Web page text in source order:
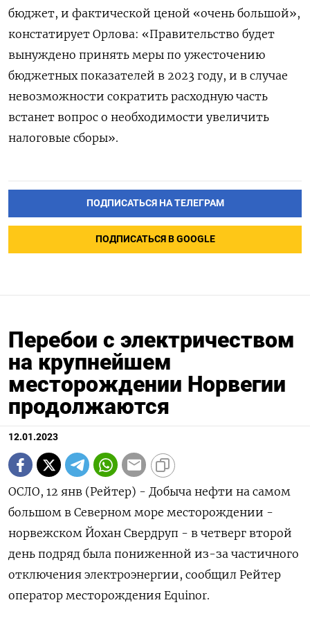
бюджет, и фактической ценой «очень большой»,
констатирует Орлова: «Правительство будет
вынуждено принять меры по ужесточению
бюджетных показателей в 2023 году, и в случае
невозможности сократить расходную часть
встанет вопрос о необходимости увеличить
налоговые сборы».
ПОДПИСАТЬСЯ НА ТЕЛЕГРАМ
ПОДПИСАТЬСЯ В GOOGLE
Перебои с электричеством
на крупнейшем
месторождении Норвегии
продолжаются
12.01.2023
ОСЛО, 12 янв (Рейтер) - Добыча нефти на самом
большом в Северном море месторождении -
норвежском Йохан Свердруп - в четверг второй
день подряд была пониженной из-за частичного
отключения электроэнергии, сообщил Рейтер
оператор месторождения Equinor.